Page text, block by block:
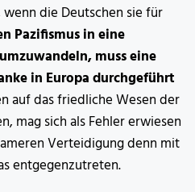
die Deutschen sie für
Pazifismus in eine
muss eine
in Europa durchgeführt
auf das friedliche Wesen der
mag sich als Fehler erwiesen
Verteidigung denn mit
entgegenzutreten.